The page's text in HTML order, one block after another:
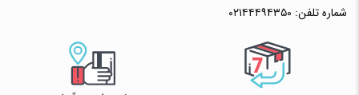
شماره تلفن: ۰۲۱۴۴۴۹۴۳۵۰